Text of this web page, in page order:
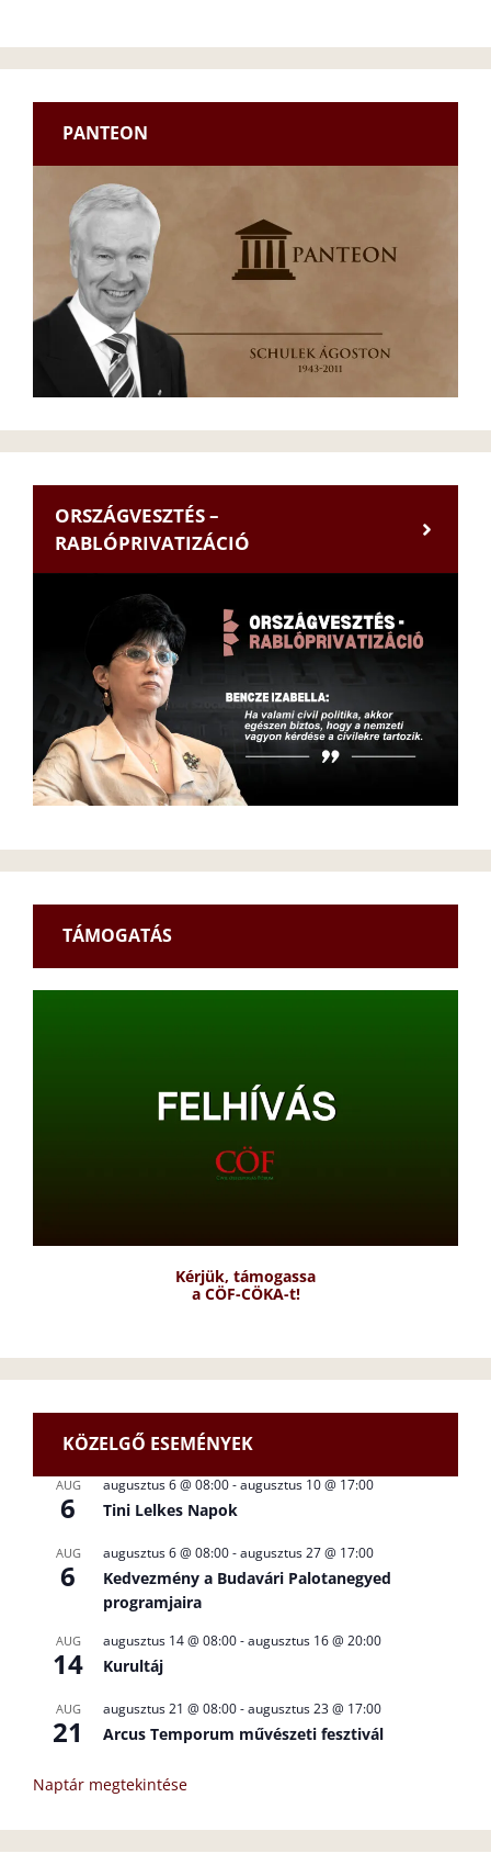
PANTEON
ORSZÁGVESZTÉS –
RABLÓPRIVATIZÁCIÓ
TÁMOGATÁS
Kérjük, támogassa
a CÖF-CÖKA-t!
KÖZELGŐ ESEMÉNYEK
AUG
6
augusztus 6 @ 08:00-augusztus 10 @ 17:00
Tini Lelkes Napok
AUG
6
augusztus 6 @ 08:00-augusztus 27 @ 17:00
Kedvezmény a Budavári Palotanegyed
programjaira
AUG
14
augusztus 14 @ 08:00-augusztus 16 @ 20:00
Kurultáj
AUG
21
augusztus 21 @ 08:00-augusztus 23 @ 17:00
Arcus Temporum művészeti fesztivál
Naptár megtekintése